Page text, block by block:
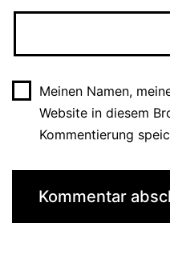
Meinen Namen,
Website in diesem
Kommentierung